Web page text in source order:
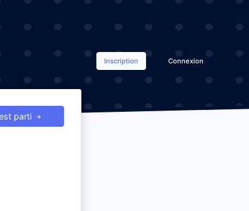
Inscription Connexion
parti